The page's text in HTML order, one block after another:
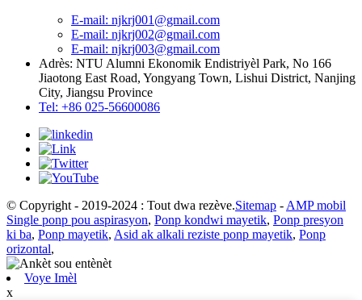
E-mail: njkrj001@gmail.com
E-mail: njkrj002@gmail.com
E-mail: njkrj003@gmail.com
Adrès: NTU Alumni Ekonomik Endistriyèl Park, No 166
Jiaotong East Road, Yongyang Town, Lishui District, Nanjing
City, Jiangsu Province
Tel: +86 025-56600086
© Copyright - 2019-2024 : Tout dwa rezève.Sitemap - AMP mobil
Single ponp pou aspirasyon, Ponp kondwi mayetik, Ponp presyon
ki ba, Ponp mayetik, Asid ak alkali reziste ponp mayetik, Ponp
orizontal,
Voye Imèl
x